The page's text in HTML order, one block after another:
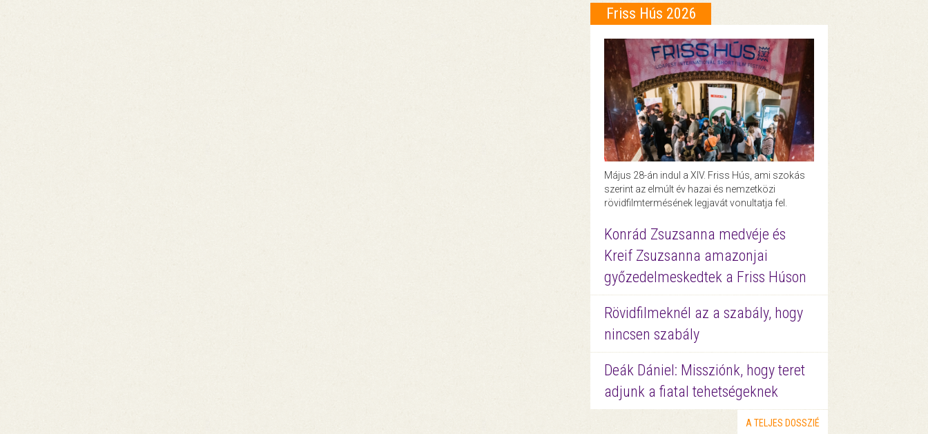
Friss Hús 2026
Május 28-án indul a XIV. Friss Hús, ami szokás
szerint az elmúlt év hazai és nemzetközi
rövidfilmtermésének legjavát vonultatja fel.
Konrád Zsuzsanna medvéje és
Kreif Zsuzsanna amazonjai
győzedelmeskedtek a Friss Húson
Rövidfilmeknél az a szabály, hogy
nincsen szabály
Deák Dániel: Missziónk, hogy teret
adjunk a fiatal tehetségeknek
A TELJES DOSSZIÉ